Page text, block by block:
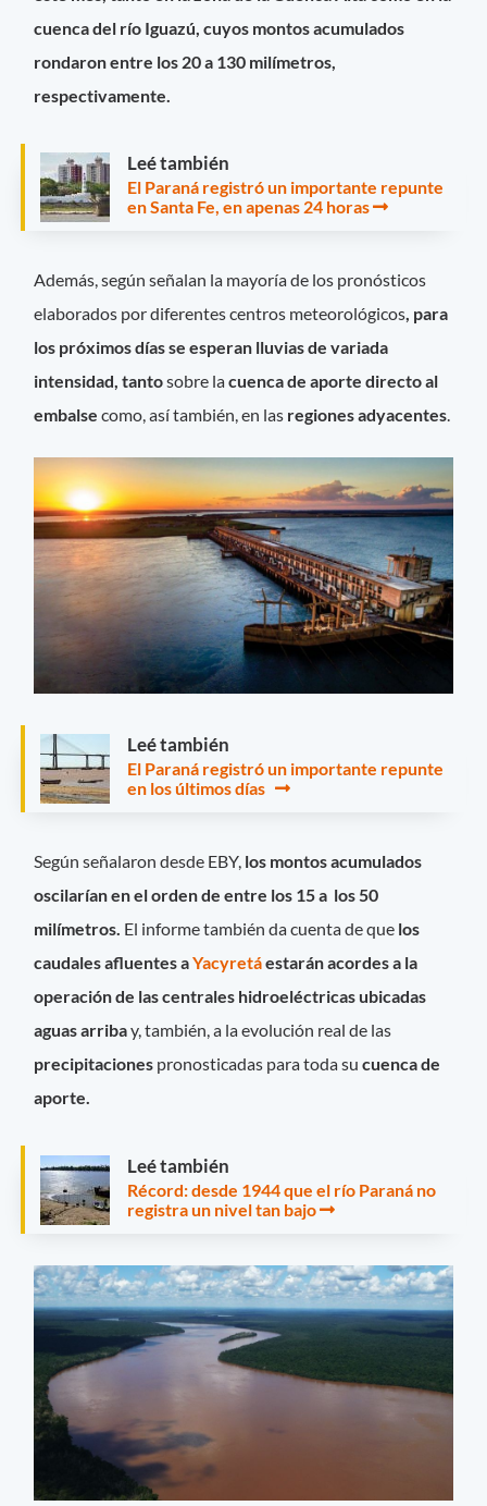
cuenca del río Iguazú, cuyos montos acumulados
rondaron entre los 20 a 130 milímetros
respectivamente.
Leé también
El Paraná registró un importante repunte
en Santa Fe, en apenas 24 horas
Además, según señalan la mayoría de los pronósticos
elaborados por diferentes centros meteorológicos, para
los próximos días se esperan lluvias de variada
intensidad, tantosobre lacuenca de aporte directoal
embalse como, así también, en las regiones adyacentes.
Leé también
El Paraná registró un importante repunte
en los últimos días
Según señalaron desde EBY, los montos acumulados
oscilarían en el orden de entre los 15 a los 50
milímetros. El informe también da cuenta de que los
caudales afluentes aYacyretáestarán acordes a la
operación de las centrales hidroeléctricas ubicadas
aguas arribay, también, a la evolución real de las
precipitaciones pronosticadas para toda sucuenca de
aporte.
Leé también
Récord: desde 1944 que el río Paraná no
registra un nivel tan bajo